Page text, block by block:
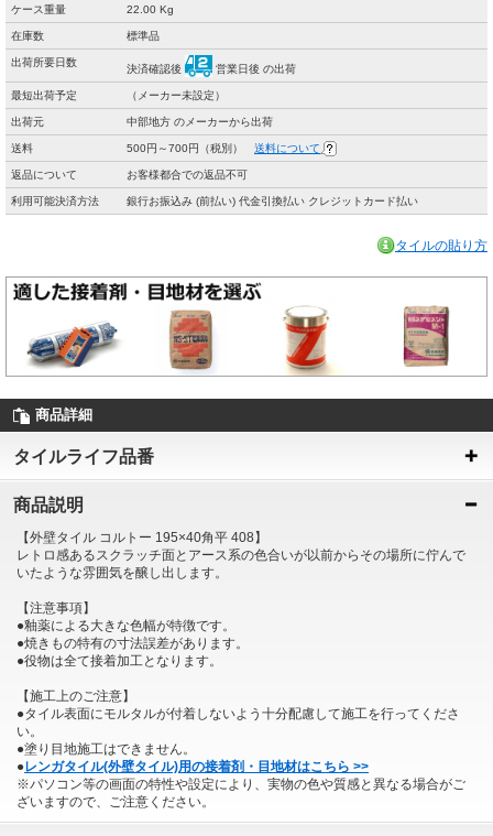
ケース重量 22.00 Kg
在庫数 標準品
出荷所要日数
決済確認後 営業日後 の出荷
最短出荷予定 （メーカー未設定）
出荷元 中部地方 のメーカーから出荷
送料 500円～700円（税別） 送料について
返品について お客様都合での返品不可
利用可能決済方法 銀行お振込み (前払い) 代金引換払い クレジットカード払い
タイルの貼り方
商品詳細
タイルライフ品番
商品説明
【外壁タイル コルトー 195×40角平 408】
レトロ感あるスクラッチ面とアース系の色合いが以前からその場所に佇んで
いたような雰囲気を醸し出します。
【注意事項】
●釉薬による大きな色幅が特徴です。
●焼きもの特有の寸法誤差があります。
●役物は全て接着加工となります。
【施工上のご注意】
●タイル表面にモルタルが付着しないよう十分配慮して施工を行ってくださ
い。
●塗り目地施工はできません。
●レンガタイル(外壁タイル)用の接着剤・目地材はこちら >>
※パソコン等の画面の特性や設定により、実物の色や質感と異なる場合がご
ざいますので、ご注意ください。